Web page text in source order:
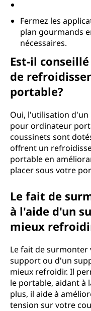
Fermez les
plan gourmands
nécessaires.
Est-il
de
portable?
Oui, l'utilisation
pour ordinateur
coussinets sont
offrent un
portable en
placer sous votre
Le fait de
à l'aide d'un
mieux
Le fait de
support ou d'un
mieux refroidir. Il
le portable, aidant à
plus, il aide à
tension sur votre